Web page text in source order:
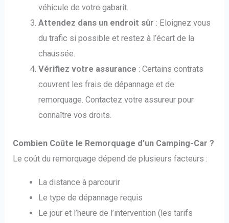
véhicule de votre gabarit.
Attendez dans un endroit sûr : Eloignez vous
du trafic si possible et restez à l’écart de la
chaussée.
Vérifiez votre assurance : Certains contrats
couvrent les frais de dépannage et de
remorquage. Contactez votre assureur pour
connaître vos droits.
Combien Coûte le Remorquage d’un Camping-Car ?
Le coût du remorquage dépend de plusieurs facteurs :
La distance à parcourir
Le type de dépannage requis
Le jour et l’heure de l’intervention (les tarifs